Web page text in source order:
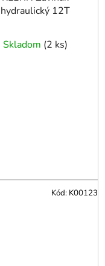
hydraulický 12T
Skladom (2 ks)
Kód: K00123